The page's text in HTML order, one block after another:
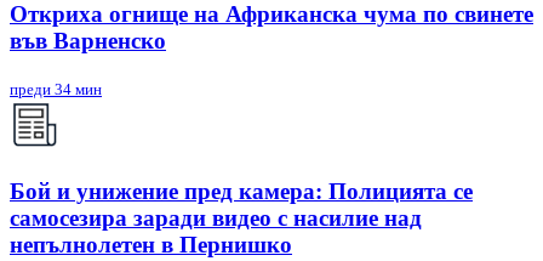
Откриха огнище на Африканска чума по свинете
във Варненско
преди 34 мин
Бой и унижение пред камера: Полицията се
самосезира заради видео с насилие над
непълнолетен в Пернишко